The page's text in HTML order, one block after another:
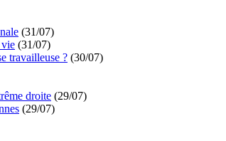
(31/07)
vie (31/07)
travailleuse ? (30/07)
droite (29/07)
(29/07)